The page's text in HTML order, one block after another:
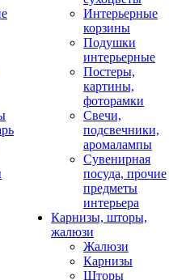
Интерьерные
корзины
Подушки
интерьерные
Постеры,
картины,
фоторамки
Свечи,
подсвечники,
аромалампы
Сувенирная
посуда, прочие
предметы
интерьера
Карнизы, шторы,
жалюзи
Жалюзи
Карнизы
Шторы